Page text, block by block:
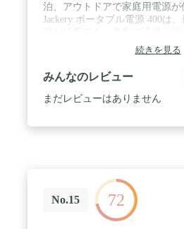
泊、アウトドアで家庭用電源が
Jackery ポータブル電源 400は
液晶ライト(5W)が約35時間、
が約6-7回、小型ドロンが約6-7
が約35-40回、ミニ冷蔵庫
できます｡ / 【MPPT制御方式を
ブル電源400は、ACアダプター
SolarSagaを使用することで、
に充電できます。効率性がアッ
かかる時間が短くなりました。
社の商品は、PSE、UN38.3な
続きを見る
みんなのレビュー
まだレビューはありません
No.15 72